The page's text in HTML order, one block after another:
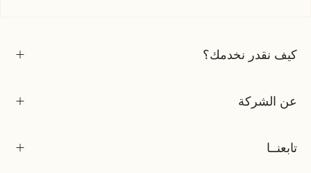
كيف نقدر نخدمك؟
عن الشركة
تابعنــا